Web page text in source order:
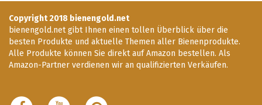
Copyright 2018 bienengold.net
bienengold.net gibt Ihnen einen tollen Überblick über die
besten Produkte und aktuelle Themen aller Bienenprodukte.
Alle Produkte können Sie direkt auf Amazon bestellen. Als
Amazon-Partner verdienen wir an qualifizierten Verkäufen.